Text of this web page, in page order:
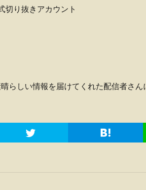
切り抜きアカウント
晴らしい情報を届けてくれた配信者さ